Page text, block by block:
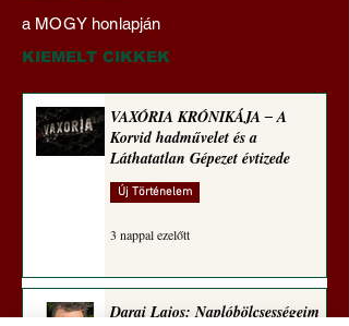
Naplóbölcsességeim
(2024)
a MOGY honlapján
KIEMELT CIKKEK
VAXÓRIA KRÓNIKÁJA ‒ A
Korvid hadművelet és a
Láthatatlan Gépezet évtizede
Új Történelem
3 nappal ezelőtt
Darai Lajos: Naplóbölcsességeim